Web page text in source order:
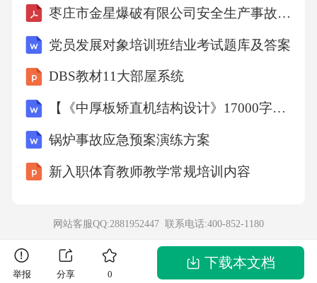
掌握相关是进行求解．51．【分析】方程组利
用加减消元法，由②-①即可解答；【详解】
解：，②-①，得，解得：，把代入①，得；∴
原方程组的解为【点睛】此题考查了解二元一
次方程组，利用了消元的思想，消元的方法
有：代入消元法与加减消元法．52．（1）；
可；（2）方程整理后，利用加减消元法解答即
得：n=1，代入①中，解得：m=3，所以方程组
的解为；（2）方程组化简为，①+②得，20x=6
枣庄市金星爆破有限公司安全生产事故应急预案1
党员发展对象培训班结业考试题库及答案
DBS教材11大部屋系统
【《中厚板矫直机结构设计》17000字（论文）】
锅炉事故应急预案演练方案
新入职体育教师教学常规培训内容
网站客服QQ:2881952447 联系电话:400-852-1180
举报 分享 0
下载本文档